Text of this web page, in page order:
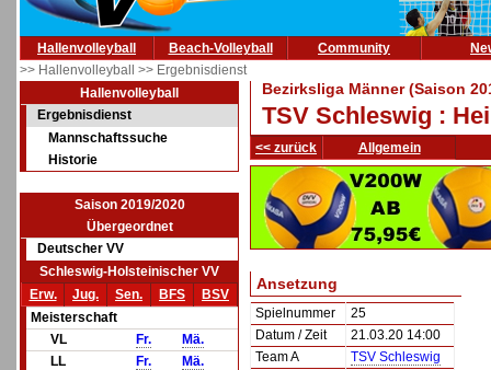
Hallenvolleyball Beach-Volleyball Community
>> Hallenvolleyball >> Ergebnisdienst
Hallenvolleyball
Ergebnisdienst
Mannschaftssuche
Historie
Saison 2019/2020
Übergeordnet
Deutscher VV
Schleswig-Holsteinischer VV
Erw.
Jug. Sen. BFS
BSV
Meisterschaft
VL
Fr.
Mä.
LL
Fr.
Mä.
Bezirksliga Männer (Saison
TSV Schleswig :
<< zurück Allgemein
Ansetzung
Spielnummer
25
Datum / Zeit
21.03.20 14:00
Team A
TSV Schleswig